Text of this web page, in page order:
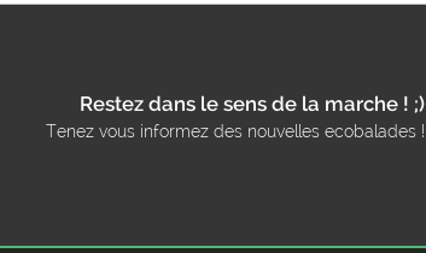
Restez dans le sens de la marche ! ;)
Tenez vous informez des nouvelles ecobalades !